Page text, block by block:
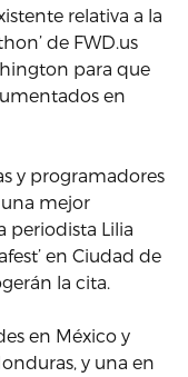
relativa a la
de FWD.us
para que
en
y programadores
mejor
periodista Lilia
en Ciudad de
la cita.
en México y
y una en